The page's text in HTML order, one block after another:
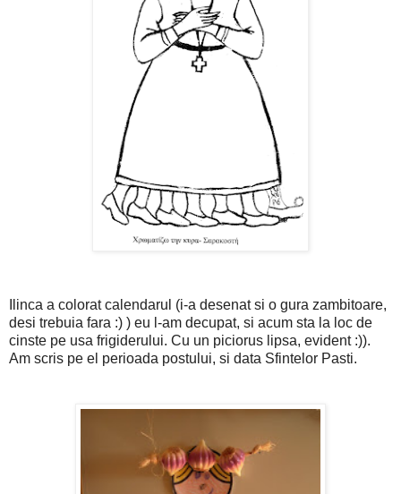
Ilinca a colorat calendarul (i-a desenat si o gura zambitoare,
desi trebuia fara :) ) eu l-am decupat, si acum sta la loc de
cinste pe usa frigiderului. Cu un piciorus lipsa, evident :)).
Am scris pe el perioada postului, si data Sfintelor Pasti.